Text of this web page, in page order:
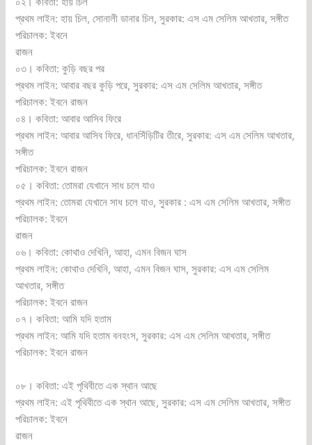
প্রথম লাইন: হায় চিল, সোনালী ডানার চিল, সুরকার: এস এম সেলিম আখতার, সঙ্গীত
পরিচালক: ইবনে
রাজন
০৩। কবিতা: কুড়ি বছর পর
প্রথম লাইন: আবার বছর কুড়ি পরে, সুরকার: এস এম সেলিম আখতার, সঙ্গীত
পরিচালক: ইবনে রাজন
০৪। কবিতা: আবার আসিব ফিরে
প্রথম লাইন: আবার আসিব ফিরে, ধানসিঁড়িটির তীরে, সুরকার: এস এম সেলিম আখতার,
সঙ্গীত
পরিচালক: ইবনে রাজন
০৫। কবিতা: তোমরা যেখানে সাধ চলে যাও
প্রথম লাইন: তোমরা যেখানে সাধ চলে যাও, সুরকার : এস এম সেলিম আখতার, সঙ্গীত
পরিচালক: ইবনে
রাজন
০৬। কবিতা: কোথাও দেখিনি, আহা, এমন বিজন ঘাস
প্রথম লাইন: কোথাও দেখিনি, আহা, এমন বিজন ঘাস, সুরকার: এস এম সেলিম
আখতার, সঙ্গীত
পরিচালক: ইবনে রাজন
০৭। কবিতা: আমি যদি হতাম
প্রথম লাইন: আমি যদি হতাম বনহংস, সুরকার: এস এম সেলিম আখতার, সঙ্গীত
পরিচালক: ইবনে রাজন
০৮। কবিতা: এই পৃথিবীতে এক স্থান আছে
প্রথম লাইন: এই পৃথিবীতে এক স্থান আছে, সুরকার: এস এম সেলিম আখতার, সঙ্গীত
পরিচালক: ইবনে
রাজন